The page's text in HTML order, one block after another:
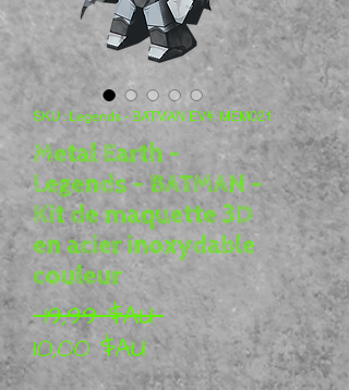
SKU : Legends - BATMAN EV#: MEM021
Metal Earth -
Legends - BATMAN -
Kit de maquette 3D
en acier inoxydable
couleur
19,99 $AU Prix original
10,00 $AUPrix promotionnel